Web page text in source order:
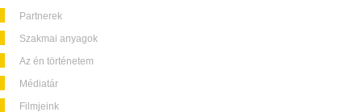
Partnerek
Szakmai anyagok
Az én történetem
Médiatár
Filmjeink